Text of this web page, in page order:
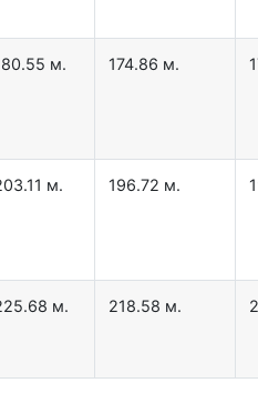
м. 174.86 м.
м. 196.72 м.
м. 218.58 м.